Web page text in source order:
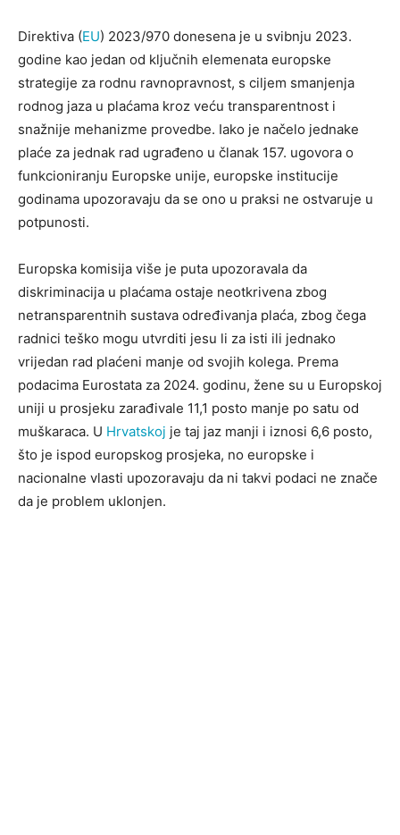
Direktiva (EU) 2023/970 donesena je u svibnju 2023.
godine kao jedan od ključnih elemenata europske
strategije za rodnu ravnopravnost, s ciljem smanjenja
rodnog jaza u plaćama kroz veću transparentnost i
snažnije mehanizme provedbe. Iako je načelo jednake
plaće za jednak rad ugrađeno u članak 157. ugovora o
funkcioniranju Europske unije, europske institucije
godinama upozoravaju da se ono u praksi ne ostvaruje u
potpunosti.
Europska komisija više je puta upozoravala da
diskriminacija u plaćama ostaje neotkrivena zbog
netransparentnih sustava određivanja plaća, zbog čega
radnici teško mogu utvrditi jesu li za isti ili jednako
vrijedan rad plaćeni manje od svojih kolega. Prema
podacima Eurostata za 2024. godinu, žene su u Europskoj
uniji u prosjeku zarađivale 11,1 posto manje po satu od
muškaraca. U Hrvatskoj je taj jaz manji i iznosi 6,6 posto,
što je ispod europskog prosjeka, no europske i
nacionalne vlasti upozoravaju da ni takvi podaci ne znače
da je problem uklonjen.